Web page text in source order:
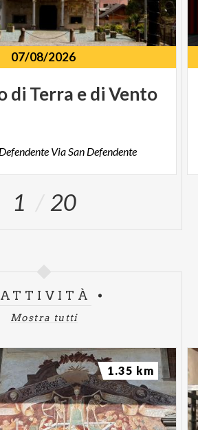
07/08/2026
di Terra ediVento
Defendente Via San Defendente
1 20
ATTIVITÀ
Mostra tutti
1.35 km